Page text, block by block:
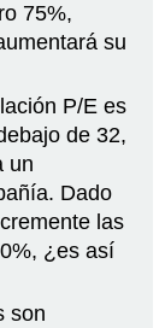
75%,
su
P/E es
de 32,
un
Dado
las
¿es así
son